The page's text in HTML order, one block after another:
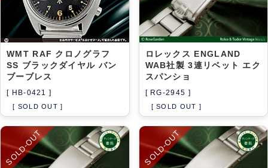
WMT RAF クロノグラフ
SS ブラックダイヤル バン
ブーブレス
[ HB-0421 ]
[ SOLD OUT ]
ロレックス ENGLAND
WAB社製 3連リベット エク
スパンショ
[ RG-2945 ]
[ SOLD OUT ]
SOLD-OUT SOLD-OUT